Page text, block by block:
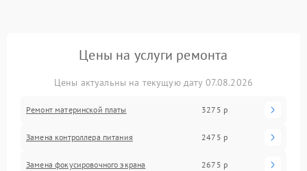
Цены на услуги ремонта
Цены актуальны на текущую дату 07.08.2026
Ремонт материнской платы 3275 р
Замена контроллера питания 2475 р
Замена фокусировочного экрана 2675 р